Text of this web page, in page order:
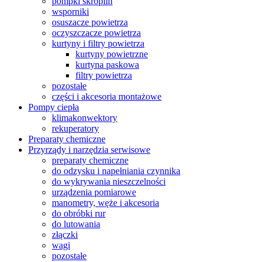
wsporniki
osuszacze powietrza
oczyszczacze powietrza
kurtyny i filtry powietrza
kurtyny powietrzne
kurtyna paskowa
filtry powietrza
pozostałe
części i akcesoria montażowe
Pompy ciepła
klimakonwektory
rekuperatory
Preparaty chemiczne
Przyrządy i narzędzia serwisowe
preparaty chemiczne
do odzysku i napełniania czynnika
do wykrywania nieszczelności
urządzenia pomiarowe
manometry, węże i akcesoria
do obróbki rur
do lutowania
złączki
wagi
pozostałe